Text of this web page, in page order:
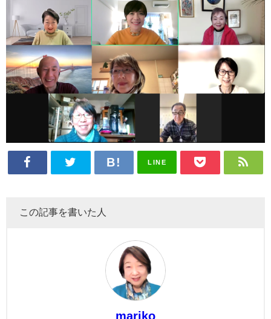
LINE
この記事を書いた人
mariko